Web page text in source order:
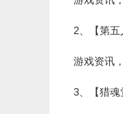
2、【第五
游戏资讯
3、【猎魂